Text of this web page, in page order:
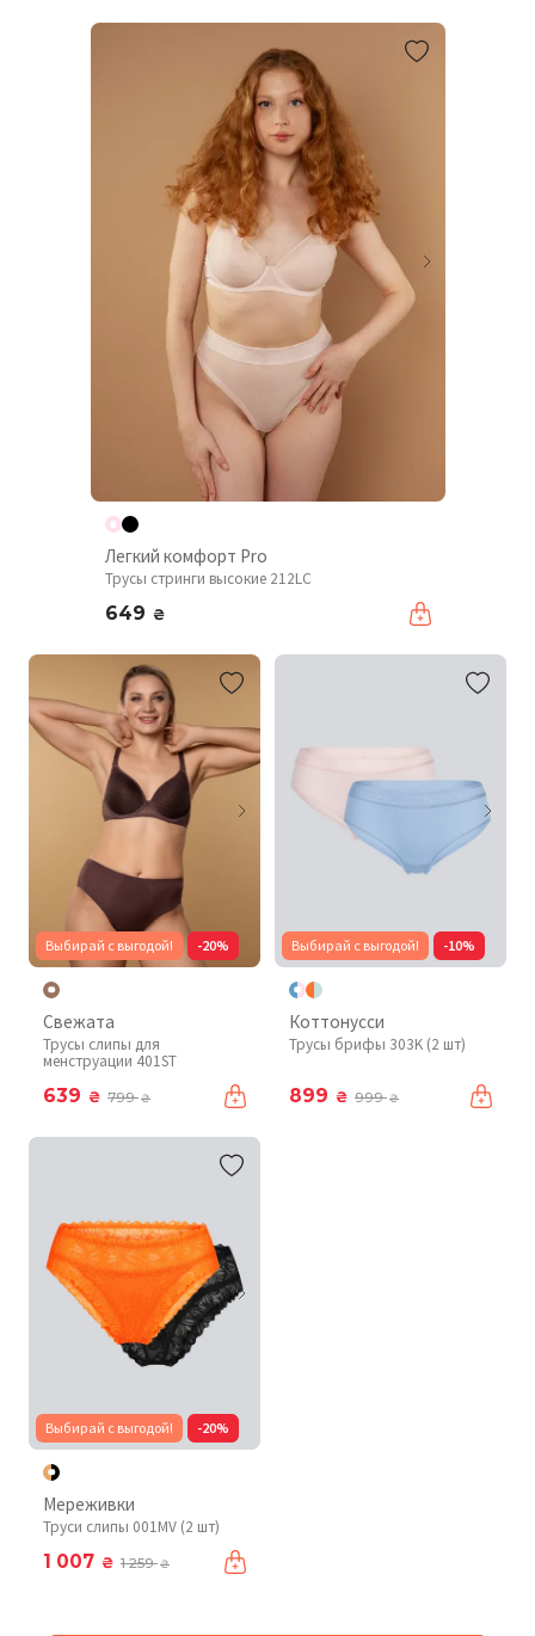
Легкий комфорт Pro
Трусы стринги высокие 212LC
649 ₴
Выбирай с выгодой! -20%
Свежата
Трусы слипы для
менструации 401ST
639 ₴ 799₴
Выбирай с выгодой! -10%
Коттонусси
Трусы брифы 303K (2 шт)
899 ₴ 999₴
Выбирай с выгодой! -20%
Мереживки
Труси слипы 001MV (2 шт)
1 007 ₴ 1 259₴